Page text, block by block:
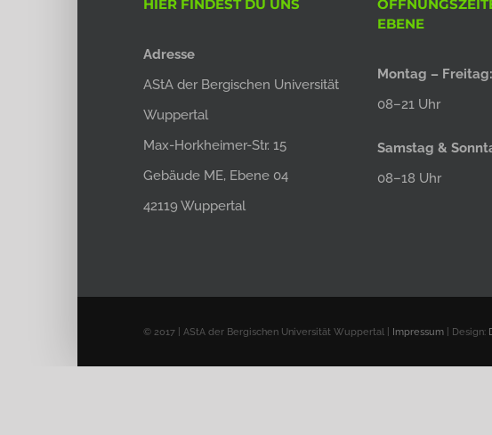
HIER FINDEST DU UNS
Adresse
AStA der Bergischen Universität
Wuppertal
Max-Horkheimer-Str. 15
Gebäude ME, Ebene 04
42119 Wuppertal
EBENE
Montag – Freitag:
08–21 Uhr
Samstag &
08–18 Uhr
© 2017 | AStA der Bergischen Universität Wuppertal | Impressum | Design: